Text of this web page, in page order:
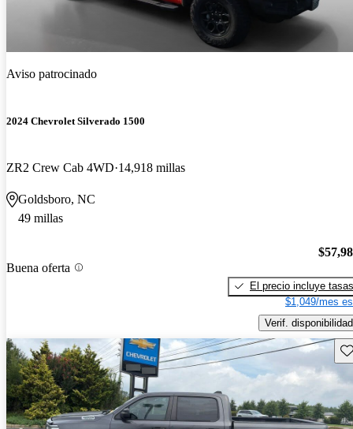
Aviso patrocinado
2024 Chevrolet Silverado 1500
ZR2 Crew Cab 4WD 14,918 millas
Goldsboro, NC
49 millas
Buena oferta
El precio incluye tasas
$1,049/mes
Verif. disponibilidad